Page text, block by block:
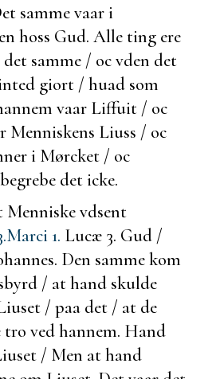
samme vaar i
hoss Gud. Alle ting ere
samme / oc vden det
giort / huad som
vaar Liffuit / oc
Menniskens Liuss / oc
i Mørcket / oc
det icke.
vdsent
Marci 1. Lucæ 3. Gud /
Den samme kom
/ at hand skulde
/ paa det / at de
tro ved hannem. Hand
/ Men at hand